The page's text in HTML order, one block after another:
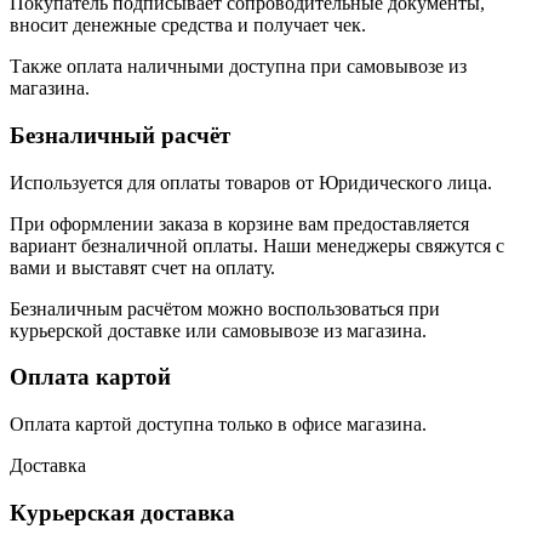
вносит денежные средства и получает чек.
Также оплата наличными доступна при самовывозе из
магазина.
Безналичный расчёт
Используется для оплаты товаров от Юридического лица.
При оформлении заказа в корзине вам предоставляется
вариант безналичной оплаты. Наши менеджеры свяжутся с
вами и выставят счет на оплату.
Безналичным расчётом можно воспользоваться при
курьерской доставке или самовывозе из магазина.
Оплата картой
Оплата картой доступна только в офисе магазина.
Доставка
Курьерская доставка